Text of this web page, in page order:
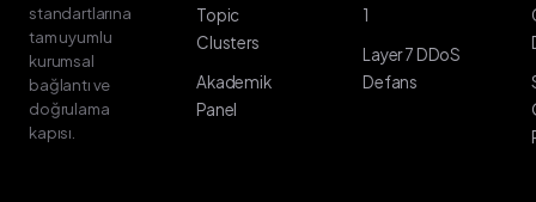
standartlarına
tam uyumlu
kurumsal
bağlantı ve
doğrulama
kapısı.
Topic
Clusters
Akademik
Panel
1
Layer 7 DDoS
Defans